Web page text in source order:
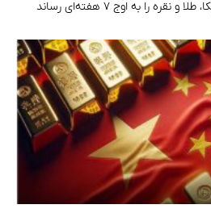
را به اوج ۷ هفته‌ای رساند